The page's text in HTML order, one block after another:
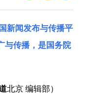
新闻发布与传播平
与传播，是国务院
北京 编辑部）